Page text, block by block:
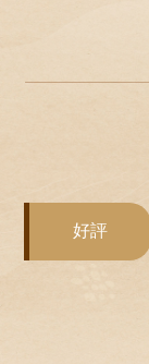
好評